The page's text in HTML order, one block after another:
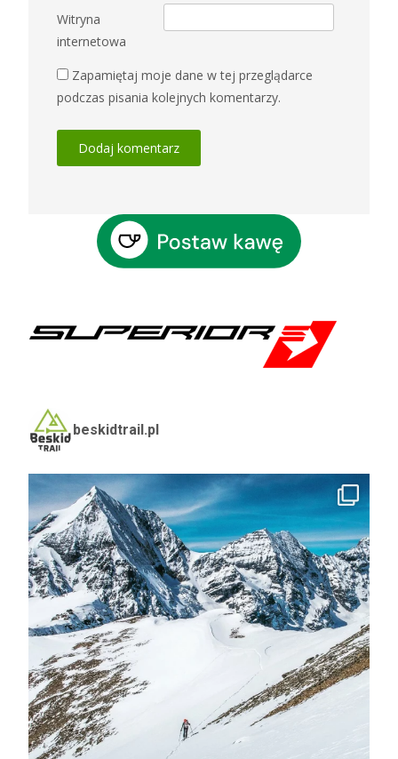
Witryna
internetowa
Zapamiętaj moje dane w tej przeglądarce
podczas pisania kolejnych komentarzy.
beskidtrail.pl